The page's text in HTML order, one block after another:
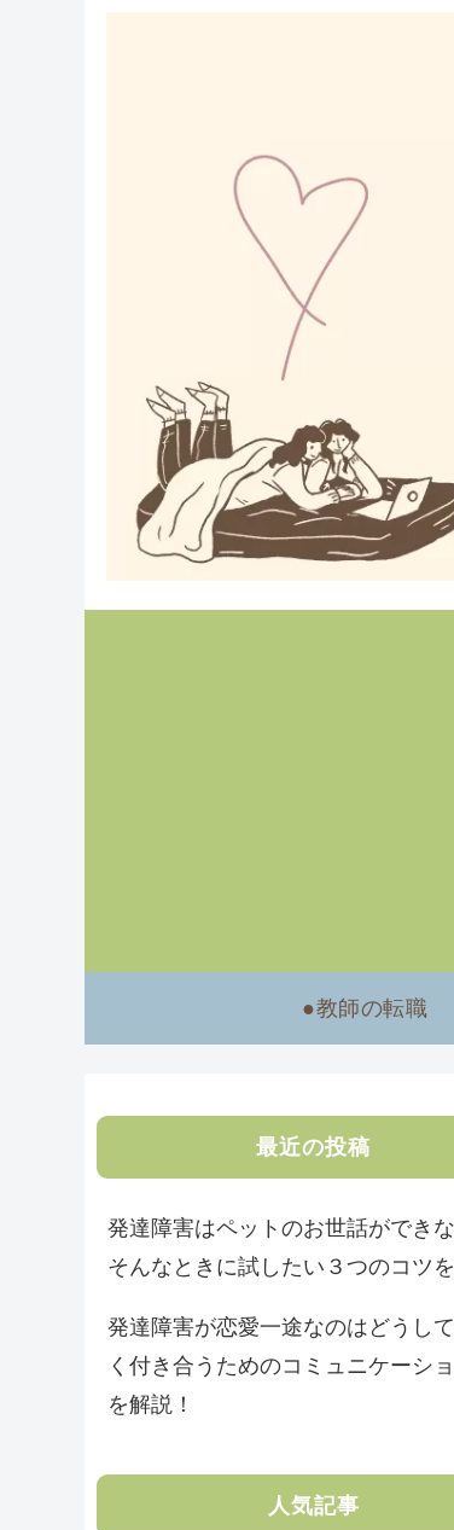
●教師の転職
最近の投稿
発達障害はペットのお世話ができ
そんなときに試したい３つのコツを
発達障害が恋愛一途なのはどうし
く付き合うためのコミュニケーシ
を解説！
人気記事